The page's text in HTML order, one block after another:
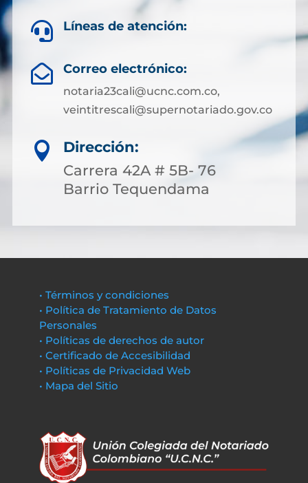
 Líneas de atención:
 Correo electrónico:
notaria23cali@ucnc.com.co,
veintitrescali@supernotariado.gov.co

Dirección:
Carrera 42A # 5B- 76
Barrio Tequendama
• Términos y condiciones
• Política de Tratamiento de Datos
Personales
• Políticas de derechos de autor
• Certificado de Accesibilidad
• Políticas de Privacidad Web
• Mapa del Sitio